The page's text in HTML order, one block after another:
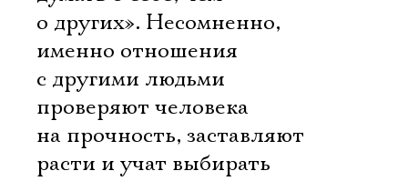
о других». Несомненно,
именно отношения
с другими людьми
проверяют человека
на прочность, заставляют
расти и учат выбирать